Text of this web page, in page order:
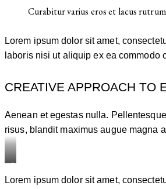
Curabitur varius eros et lacus
Lorem ipsum dolor sit amet,
laboris nisi ut aliquip ex ea commodo
CREATIVE APPROACH TO
Aenean et egestas nulla.
risus, blandit maximus augue magna
Stet
clita
Lorem ipsum dolor sit amet,